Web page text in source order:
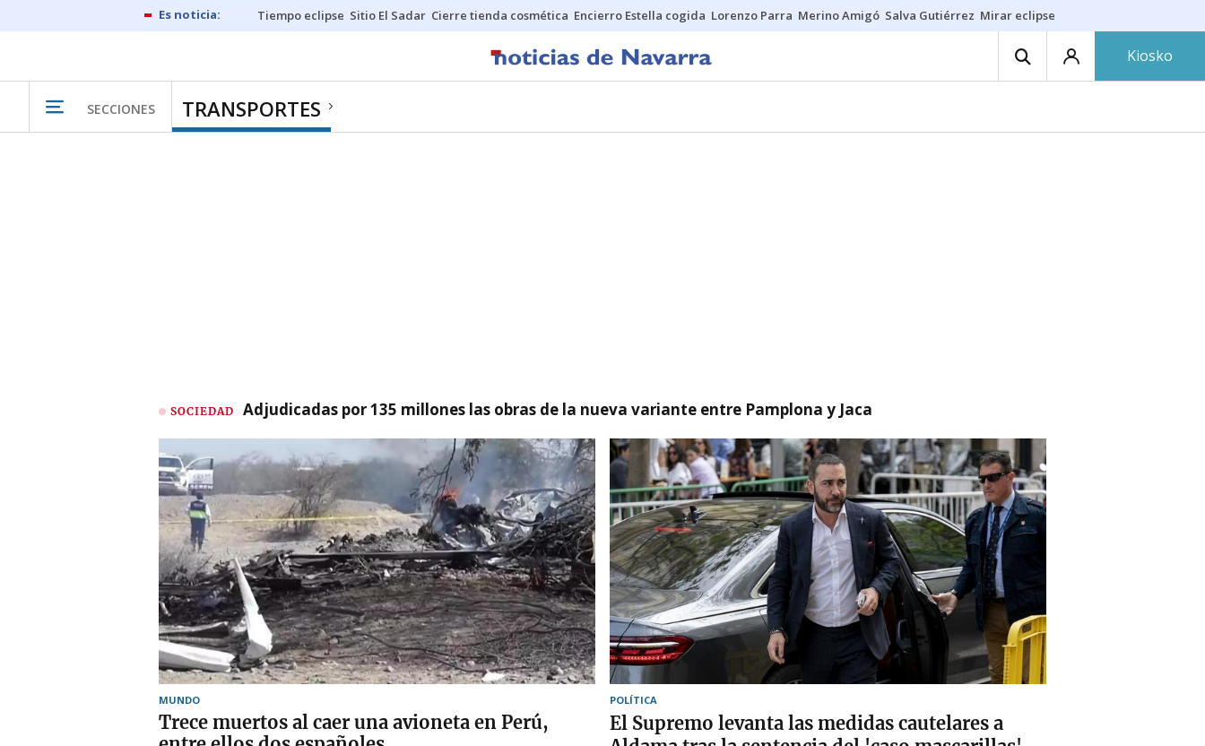
Tiempo eclipse Sitio El Sadar Cierre tienda cosmética Encierro Estella cogida Lorenzo Parra Merino Amigó Salva Gutiérrez Mirar eclipse
Kiosko
SECCIONES TRANSPORTES
SOCIEDAD Adjudicadas por 135 millones las obras de la nueva variante entre Pamplona y Jaca
MUNDO
Trece muertos al caer una avioneta en Perú,
POLÍTICA
El Supremo levanta las medidas cautelares a